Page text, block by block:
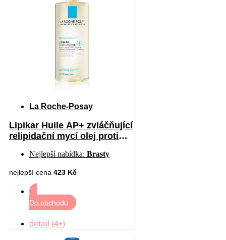
La Roche-Posay
Lipikar Huile AP+ zvláčňující
relipidační mycí olej proti
Nejlepší nabídka: Brasty
nejlepší cena 423 Kč
Do obchodu
detail (4+)